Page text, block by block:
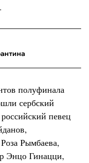
полуфинала
сербский
певец
Рымбаева,
Энцо Гинацци,